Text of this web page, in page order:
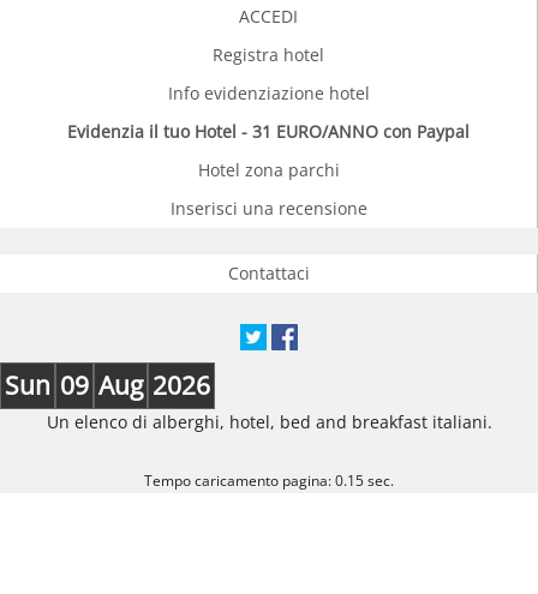
ACCEDI
Registra hotel
Info evidenziazione hotel
Evidenzia il tuo Hotel - 31 EURO/ANNO con Paypal
Hotel zona parchi
Inserisci una recensione
Contattaci
Sun 09 Aug 2026
Un elenco di alberghi, hotel, bed and breakfast italiani.
Tempo caricamento pagina: 0.15 sec.